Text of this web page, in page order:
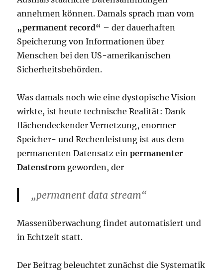
annehmen können. Damals sprach man vom
„permanent record“ – der dauerhaften
Speicherung von Informationen über
Menschen bei den US-amerikanischen
Sicherheitsbehörden.
Was damals noch wie eine dystopische Vision
wirkte, ist heute technische Realität: Dank
flächendeckender Vernetzung, enormer
Speicher- und Rechenleistung ist aus dem
permanenten Datensatz einpermanenter
Datenstrom geworden, der
„permanent data stream“
Massenüberwachung findet automatisiert und
in Echtzeit statt.
Der Beitrag beleuchtet zunächst die Systematik